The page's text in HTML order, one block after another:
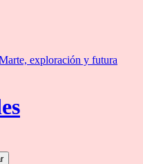
exploración y futura